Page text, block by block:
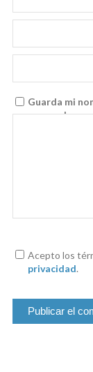
Guarda mi
navegador
Acepto los
privacidad.